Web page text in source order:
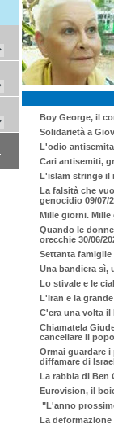
Boy George, il
Solidarietà a
L'odio
Cari antisemiti,
L'islam stringe il
La falsità che
genocidio 09/07/
Mille giorni. Mille
Quando le
orecchie 30/06/
Settanta famiglie
Una bandiera sì,
Lo stivale e le
L'Iran e la
C'era una volta il
Chiamatela
cancellare il
Ormai guardare
diffamare di
La rabbia di Ben
Eurovision, il
"L'anno
La deformazione